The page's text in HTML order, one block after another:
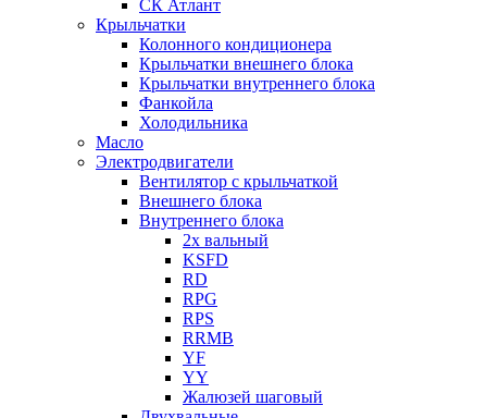
СК Атлант
Крыльчатки
Колонного кондиционера
Крыльчатки внешнего блока
Крыльчатки внутреннего блока
Фанкойла
Холодильника
Масло
Электродвигатели
Вентилятор с крыльчаткой
Внешнего блока
Внутреннего блока
2х вальный
KSFD
RD
RPG
RPS
RRMB
YF
YY
Жалюзей шаговый